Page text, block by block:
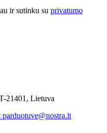
ir sutinku su privatumo
21401, Lietuva
parduotuve@nostra.lt